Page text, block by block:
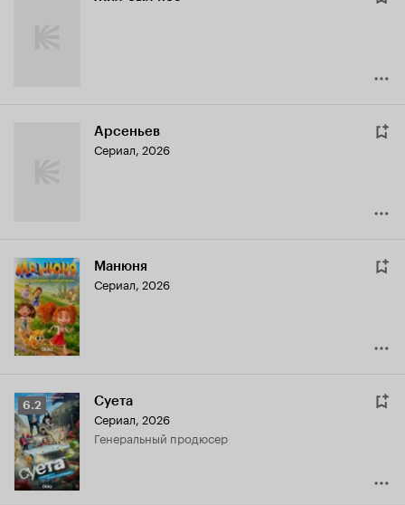
Арсеньев
Сериал, 2026
Манюня
Сериал, 2026
Рейтинг
Кинопоиска
6.2
6.2 Суета
Сериал, 2026
генеральный продюсер